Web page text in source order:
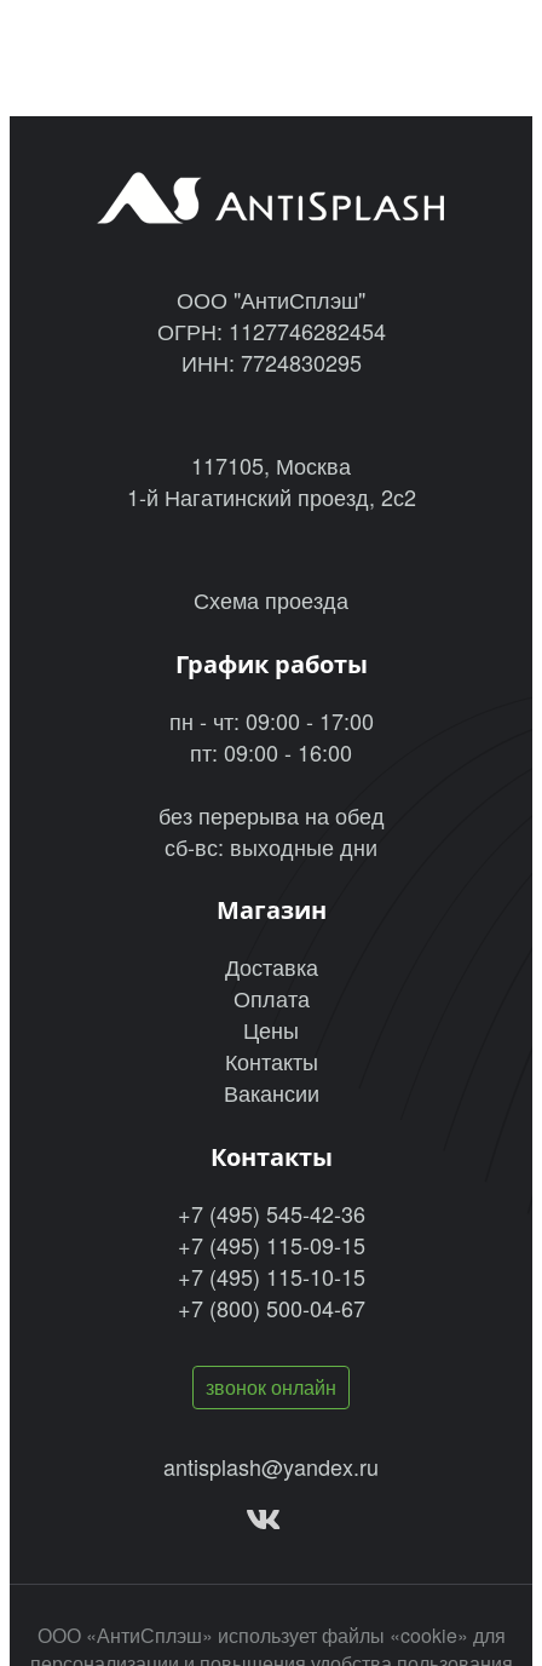
ООО "АнтиСплэш"
ОГРН: 1127746282454
ИНН: 7724830295
117105, Москва
1-й Нагатинский проезд, 2с2
Схема проезда
График работы
пн - чт: 09:00 - 17:00
пт: 09:00 - 16:00
без перерыва на обед
сб-вс: выходные дни
Магазин
Доставка
Оплата
Цены
Контакты
Вакансии
Контакты
+7 (495) 545-42-36
+7 (495) 115-09-15
+7 (495) 115-10-15
+7 (800) 500-04-67
звонок онлайн
antisplash@yandex.ru
ООО «АнтиСплэш» использует файлы «cookie» для